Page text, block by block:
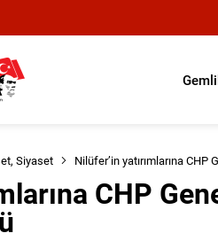
, Siyaset Nilüfer’in yatırımlarına
CHP